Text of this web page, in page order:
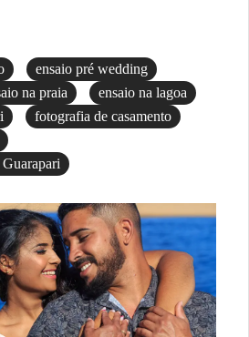
ensaio pré wedding
na praia
ensaio na lagoa
fotografia de casamento